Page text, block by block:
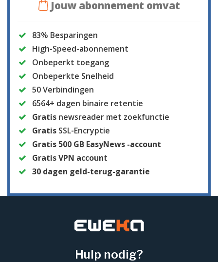
Jouw abonnement omvat
83% Besparingen
High-Speed-abonnement
Onbeperkt toegang
Onbeperkte Snelheid
50 Verbindingen
6564+ dagen binaire retentie
Gratisnewsreader met zoekfunctie
GratisSSL-Encryptie
Gratis500 GB EasyNews -account
Gratis VPN account
30 dagen geld-terug-garantie
Hulp nodig?